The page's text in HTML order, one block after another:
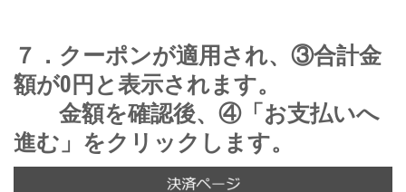
７．クーポンが適用され、③合計金
額が0円と表示されます。
金額を確認後、④「お支払いへ
進む」をクリックします。